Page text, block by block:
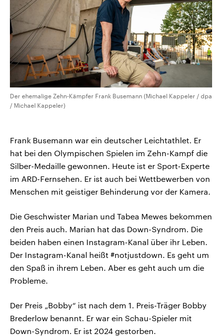
Der ehemalige Zehn-Kämpfer Frank Busemann (Michael Kappeler / dpa
/ Michael Kappeler)
Frank Busemann war ein deutscher Leichtathlet. Er
hat bei den Olympischen Spielen im Zehn-Kampf die
Silber-Medaille gewonnen. Heute ist er Sport-Experte
im ARD-Fernsehen. Er ist auch bei Wettbewerben von
Menschen mit geistiger Behinderung vor der Kamera.
Die Geschwister Marian und Tabea Mewes bekommen
den Preis auch. Marian hat das Down-Syndrom. Die
beiden haben einen Instagram-Kanal über ihr Leben.
Der Instagram-Kanal heißt #notjustdown. Es geht um
den Spaß in ihrem Leben. Aber es geht auch um die
Probleme.
Der Preis „Bobby“ ist nach dem 1. Preis-Träger Bobby
Brederlow benannt. Er war ein Schau-Spieler mit
Down-Syndrom. Er ist 2024 gestorben.